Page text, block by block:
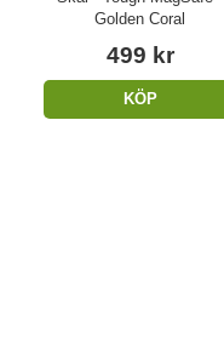
Golden Coral
499 kr
KÖP